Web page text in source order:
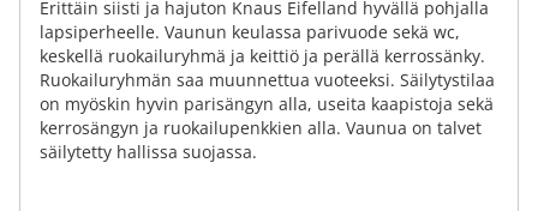
Erittäin siisti ja hajuton Knaus Eifelland hyvällä pohjalla
lapsiperheelle. Vaunun keulassa parivuode sekä wc,
keskellä ruokailuryhmä ja keittiö ja perällä kerrossänky.
Ruokailuryhmän saa muunnettua vuoteeksi. Säilytystilaa
on myöskin hyvin parisängyn alla, useita kaapistoja sekä
kerrosängyn ja ruokailupenkkien alla. Vaunua on talvet
säilytetty hallissa suojassa.